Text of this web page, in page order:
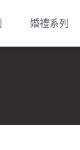
婚禮系列